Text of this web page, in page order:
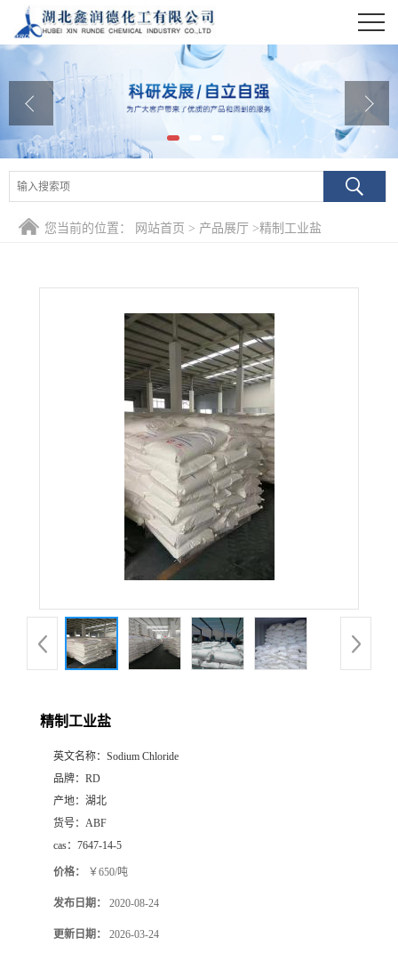
公司首页
公司介绍
公司动态
产品展厅
证书荣誉
您当前的位置： 网站首页 > 产品展厅 >精制工业盐
精制工业盐
英文名称： Sodium Chloride
品牌： RD
产地： 湖北
货号： ABF
cas： 7647-14-5
价格： ￥650/吨
发布日期： 2020-08-24
更新日期： 2026-03-24